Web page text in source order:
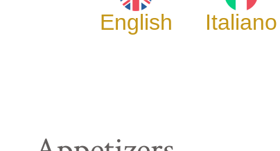
English Italiano